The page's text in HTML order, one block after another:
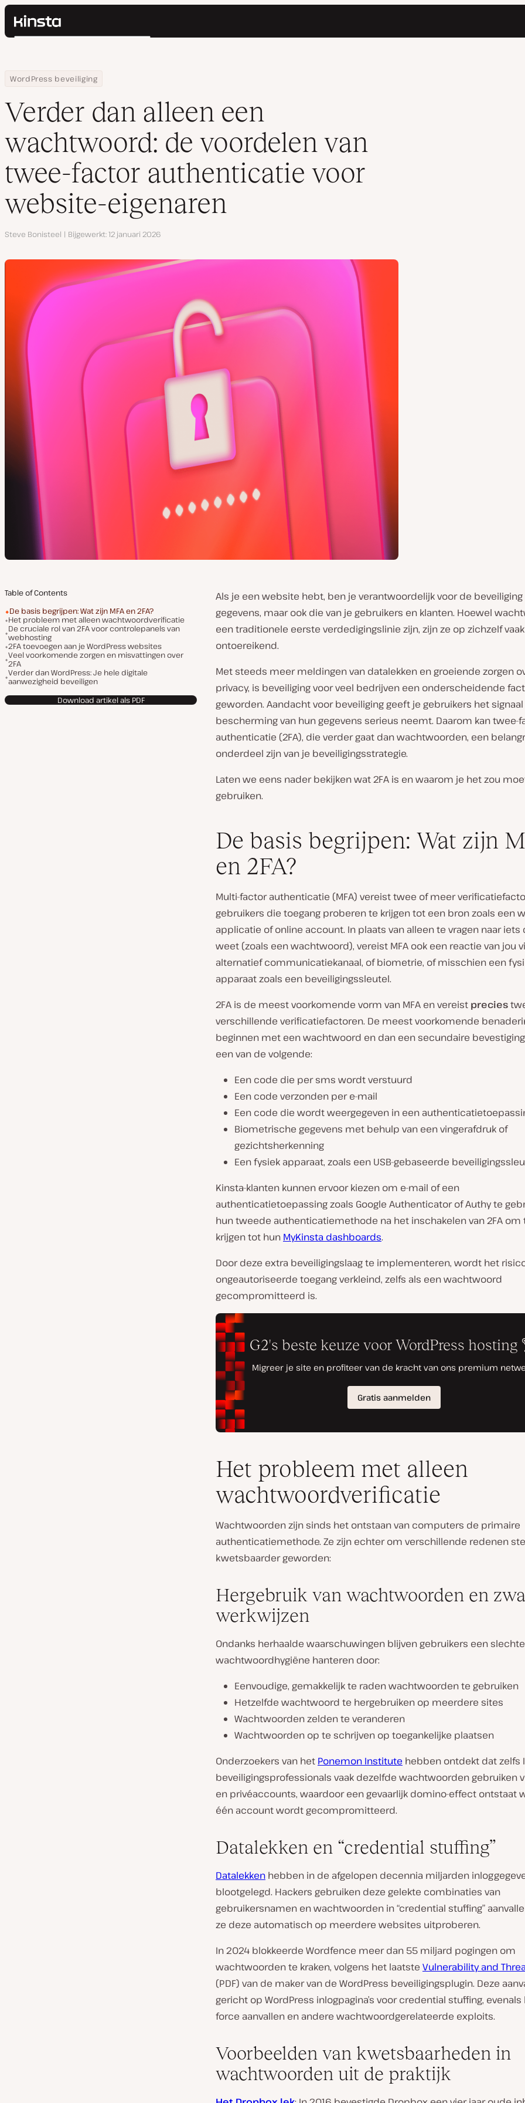
Kinsta®
Prijzen
Contact
Zoeken
Home
Hulpbronnen
Blog
WordPress beveiliging
Verder dan alleen een wachtwoord: de voordelen van twee-factor authenticatie voor website-eigenaren
Verder dan alleen een
wachtwoord: de voordelen van
twee-factor authenticatie voor
website-eigenaren
Auteur
Steve Bonisteel Bijgewerkt 12 januari 2026
Table of Contents
De basis begrijpen: Wat zijn MFA en 2FA?
Het probleem met alleen wachtwoordverificatie
De cruciale rol van 2FA voor controlepanels van
webhosting
2FA toevoegen aan je WordPress websites
Veel voorkomende zorgen en misvattingen over
2FA
Verder dan WordPress: Je hele digitale
aanwezigheid beveiligen
Download artikel als PDF
Als je een website hebt, ben je verantwoordelijk voor de beveiliging
gegevens, maar ook die van je gebruikers en klanten. Hoewel
een traditionele eerste verdedigingslinie zijn, zijn ze op zichzelf vaak
ontoereikend.
Met steeds meer meldingen van datalekken en groeiende zorgen
privacy, is beveiliging voor veel bedrijven een onderscheidende
geworden. Aandacht voor beveiliging geeft je gebruikers het
bescherming van hun gegevens serieus neemt. Daarom kan twee-
authenticatie (2FA), die verder gaat dan wachtwoorden, een
onderdeel zijn van je beveiligingsstrategie.
Laten we eens nader bekijken wat 2FA is en waarom je het zou
gebruiken.
De basis begrijpen: Wat zijn
en 2FA?
Multi-factor authenticatie (MFA) vereist twee of meer
gebruikers die toegang proberen te krijgen tot een bron zoals een
applicatie of online account. In plaats van alleen te vragen naar iets
weet (zoals een wachtwoord), vereist MFA ook een reactie van jou
alternatief communicatiekanaal, of biometrie, of misschien een
apparaat zoals een beveiligingssleutel.
2FA is de meest voorkomende vorm van MFA en vereist precies
verschillende verificatiefactoren. De meest voorkomende
beginnen met een wachtwoord en dan een secundaire
een van de volgende:
Een code die per sms wordt verstuurd
Een code verzonden per e-mail
Een code die wordt weergegeven in een
Biometrische gegevens met behulp van een vingerafdruk of
gezichtsherkenning
Een fysiek apparaat, zoals een USB-gebaseerde
Kinsta-klanten kunnen ervoor kiezen om e-mail of een
authenticatietoepassing zoals Google Authenticator of Authy te
hun tweede authenticatiemethode na het inschakelen van 2FA om
krijgen tot hun MyKinsta dashboards.
Door deze extra beveiligingslaag te implementeren, wordt het
ongeautoriseerde toegang verkleind, zelfs als een wachtwoord
gecompromitteerd is.
Het probleem met alleen
wachtwoordverificatie
Wachtwoorden zijn sinds het ontstaan van computers de primaire
authenticatiemethode. Ze zijn echter om verschillende redenen
kwetsbaarder geworden:
Hergebruik van wachtwoorden en
werkwijzen
Ondanks herhaalde waarschuwingen blijven gebruikers een slechte
wachtwoordhygiëne hanteren door:
Eenvoudige, gemakkelijk te raden wachtwoorden te gebruiken
Hetzelfde wachtwoord te hergebruiken op meerdere sites
Wachtwoorden zelden te veranderen
Wachtwoorden op te schrijven op toegankelijke plaatsen
Onderzoekers van het Ponemon Institute hebben ontdekt dat zelfs
beveiligingsprofessionals vaak dezelfde wachtwoorden gebruiken
en privéaccounts, waardoor een gevaarlijk domino-effect ontstaat
één account wordt gecompromitteerd.
Datalekken en “credential stuffing”
Datalekken hebben in de afgelopen decennia miljarden
blootgelegd. Hackers gebruiken deze gelekte combinaties van
gebruikersnamen en wachtwoorden in “credential stuffing”
ze deze automatisch op meerdere websites uitproberen.
In 2024 blokkeerde Wordfence meer dan 55 miljard pogingen om
wachtwoorden te kraken, volgens het laatste Vulnerability and
(PDF) van de maker van de WordPress beveiligingsplugin. Deze
gericht op WordPress inlogpagina’s voor credential stuffing,
force aanvallen en andere wachtwoordgerelateerde exploits.
Voorbeelden van kwetsbaarheden in
wachtwoorden uit de praktijk